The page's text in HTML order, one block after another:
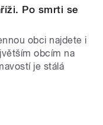
Po smrti se
obci najdete i
obcím na
je stálá